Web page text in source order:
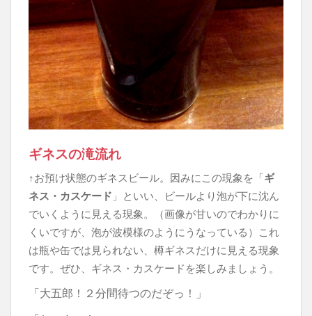
ギネスの滝流れ
↑お預け状態のギネスビール。因みにこの現象を「ギ
ネス・カスケード 」といい、ビールより泡が下に沈ん
でいくように見える現象。（画像が甘いのでわかりに
くいですが、泡が波模様のようにうなっている）これ
は瓶や缶では見られない、樽ギネスだけに見える現象
です。ぜひ、ギネス・カスケードを楽しみましょう。
「大五郎！２分間待つのだぞっ！」